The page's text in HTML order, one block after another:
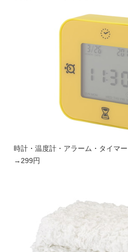
時計・温度計・アラーム・タイマ
→299円